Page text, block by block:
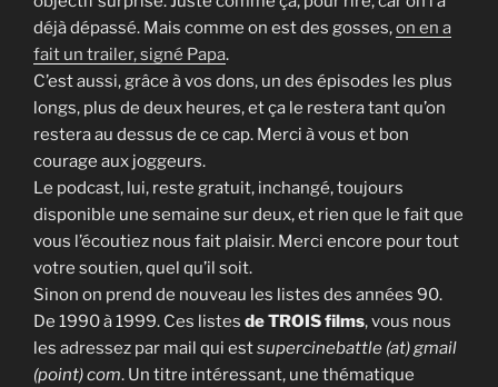
déjà dépassé. Mais comme on est des gosses,on en a
fait un trailer, signé Papa.
C’est aussi, grâce à vos dons, un des épisodes les plus
longs, plus de deux heures, et ça le restera tant qu’on
restera au dessus de ce cap. Merci à vous et bon
courage aux joggeurs.
Le podcast, lui, reste gratuit, inchangé, toujours
disponible une semaine sur deux, et rien que le fait que
vous l’écoutiez nous fait plaisir. Merci encore pour tout
votre soutien, quel qu’il soit.
Sinon on prend de nouveau les listes des années 90.
De 1990 à 1999. Ces listes de TROIS films, vous nous
les adressez par mail qui estsupercinebattle (at) gmail
(point) com. Un titre intéressant, une thématique